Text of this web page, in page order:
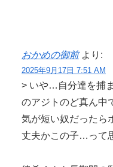
おかめの御前 より:
2025年9月17日 7:51 AM
> いや…自分達を捕
のアジトのど真ん中
気が短い奴だったら
丈夫かこの子…って